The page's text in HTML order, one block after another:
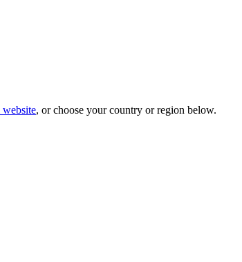
, or choose your country or region below.